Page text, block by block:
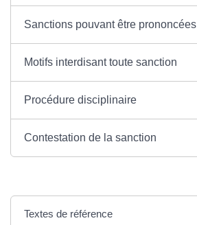
Sanctions pouvant être prononcées
Motifs interdisant toute sanction
Procédure disciplinaire
Contestation de la sanction
Textes de référence